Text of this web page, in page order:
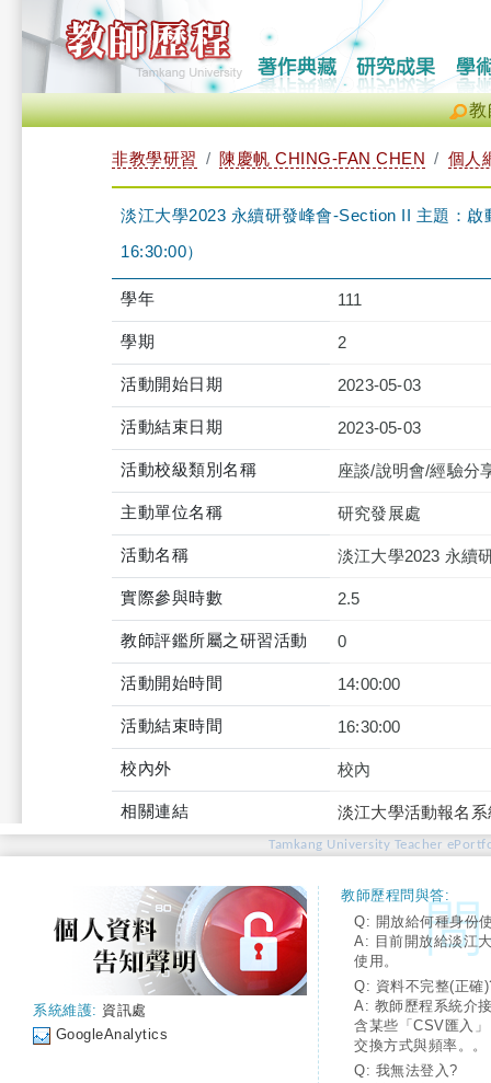
教
非教學研習 陳慶帆 CHING-FAN CHEN 個人
淡江大學2023 永續研發峰會-Section II 主題：
16:30:00）
學年 111
學期 2
活動開始日期 2023-05-03
活動結束日期 2023-05-03
活動校級類別名稱 座談/說明會/經驗分
主動單位名稱 研究發展處
活動名稱 淡江大學2023 永續
實際參與時數 2.5
教師評鑑所屬之研習活動 0
活動開始時間 14:00:00
活動結束時間 16:30:00
校內外 校內
相關連結 淡江大學活動報名
Tamkang University Teacher
系統維護: 資訊處
GoogleAnalytics
教師歷程問與答:
Q: 開放給何種身份
A: 目前開放給淡江
使用。
Q: 資料不完整(正確
A: 教師歷程系統介
含某些「CSV匯入
交換方式與頻率。。
Q: 我無法登入?